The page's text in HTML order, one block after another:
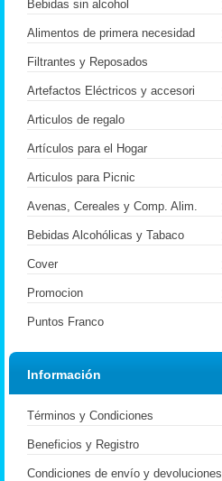
Bebidas sin alcohol
Alimentos de primera necesidad
Filtrantes y Reposados
Artefactos Eléctricos y accesori
Articulos de regalo
Artículos para el Hogar
Articulos para Picnic
Avenas, Cereales y Comp. Alim.
Bebidas Alcohólicas y Tabaco
Cover
Promocion
Puntos Franco
Información
Términos y Condiciones
Beneficios y Registro
Condiciones de envío y devoluciones